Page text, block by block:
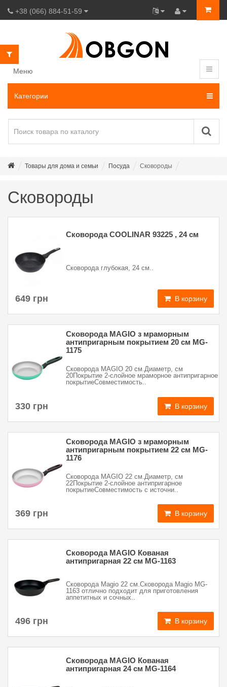
+38 (066) 884-51-59
Меню
Категории
Товары для дома и семьи Посуда Сковороды
Сковороды
Сковорода COOLINAR 93225 , 24 см
Сковорода глубокая, 24 см..
649 грн В корзину
Сковорода MAGIO з мраморным
антипригарным покрытием 20 см MG-
1175
Сковорода MAGIO 20 см.Диаметр, см
20Покрытие 2-слойное мраморное антипригарное
покрытиеСовместимость..
330 грн В корзину
Сковорода MAGIO з мраморным
антипригарным покрытием 22 см MG-
1176
Сковорода MAGIO 22 см.Диаметр, см
22Покрытие 2-слойное антипригарное
покрытиеСовместимость с источни..
369 грн В корзину
Сковорода MAGIO Кованая
антипригарная 22 см MG-1163
Сковорода Magio 22 см.Сковорода Magio MG-
1163 отлично подходит для приготовления
аппетитных и сочных..
496 грн В корзину
Сковорода MAGIO Кованая
антипригарная 24 см MG-1164